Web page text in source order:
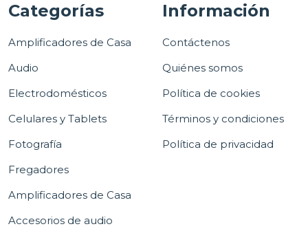
Categorías
Amplificadores de Casa
Audio
Electrodomésticos
Celulares y Tablets
Fotografía
Fregadores
Amplificadores de Casa
Accesorios de audio
Información
Contáctenos
Quiénes somos
Política de cookies
Términos y condiciones
Política de privacidad